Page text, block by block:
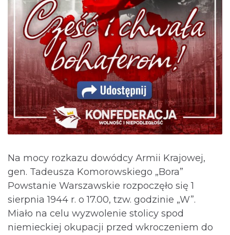
Na mocy rozkazu dowódcy Armii Krajowej,
gen. Tadeusza Komorowskiego „Bora”
Powstanie Warszawskie rozpoczęło się 1
sierpnia 1944 r. o 17.00, tzw. godzinie „W”.
Miało na celu wyzwolenie stolicy spod
niemieckiej okupacji przed wkroczeniem do